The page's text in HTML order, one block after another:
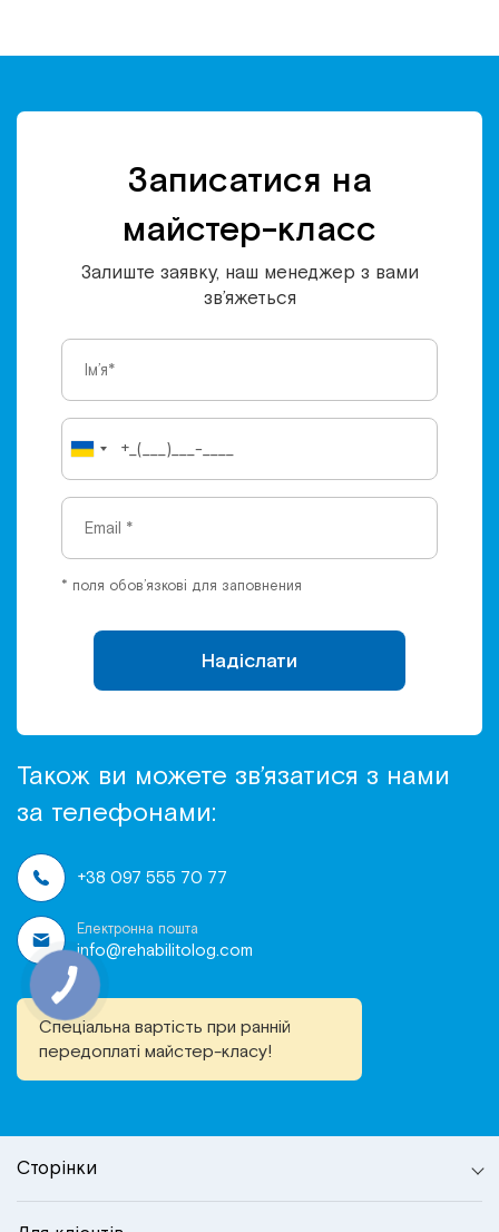
Записатися на
майстер-класс
Залиште заявку, наш менеджер з вами
зв’яжеться
* поля обов’язкові для заповнения
Надіслати
Також ви можете зв’язатися з нами
за телефонами:
+38 097 555 70 77
Електронна пошта
info@rehabilitolog.com
Спеціальна вартість при ранній
передоплаті майстер-класу!
Сторінки